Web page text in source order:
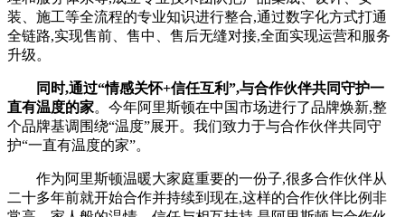
装、施工等全流程的专业知识进行整合,通过数字化方式打通
全链路,实现售前、售中、售后无缝对接,全面实现运营和服务
升级。
同时,通过“情感关怀+信任互利”,与合作伙伴共同守护一
直有温度的家。今年阿里斯顿在中国市场进行了品牌焕新,整
个品牌基调围绕“温度”展开。我们致力于与合作伙伴共同守
护“一直有温度的家”。
作为阿里斯顿温暖大家庭重要的一份子,很多合作伙伴从
二十多年前就开始合作并持续到现在,这样的合作伙伴比例非